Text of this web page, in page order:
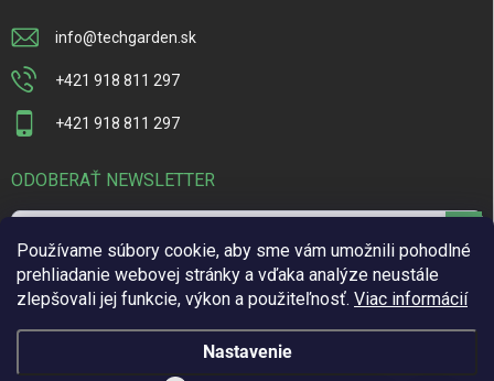
Používame súbory cookie, aby sme vám umožnili pohodlné
prehliadanie webovej stránky a vďaka analýze neustále
zlepšovali jej funkcie, výkon a použiteľnosť. Viac informácií
Nastavenie
info@techgarden.sk
+421 918 811 297
+421 918 811 297
ODOBERAŤ NEWSLETTER
Vložením e-mailu súhlasíte spodmienkami ochrany osobných údajov
sa